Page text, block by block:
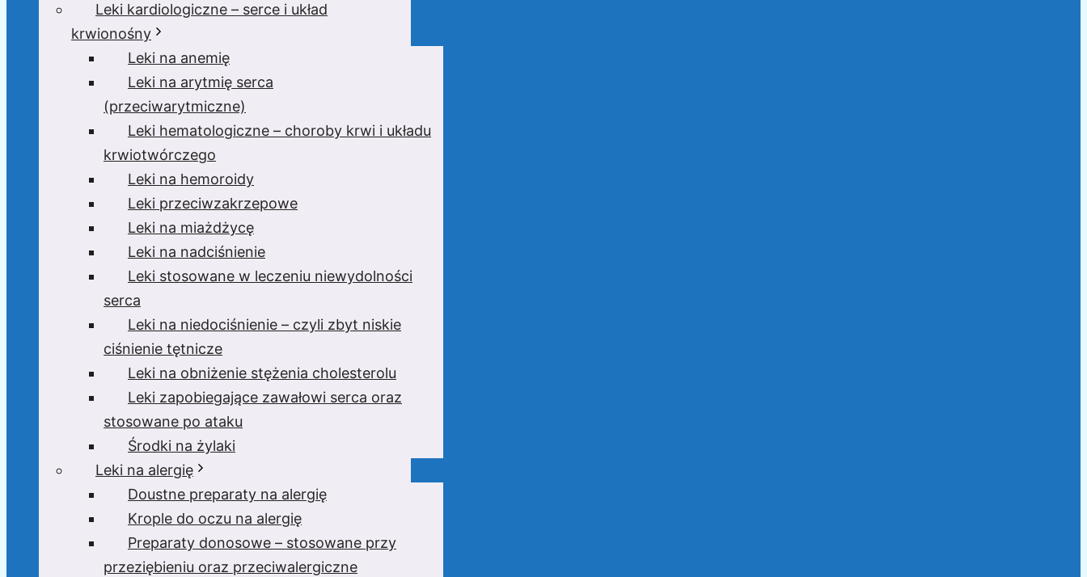
Leki kardiologiczne – serce i układ
krwionośny
Leki na anemię
Leki na arytmię serca
(przeciwarytmiczne)
Leki hematologiczne – choroby krwi i układu
krwiotwórczego
Leki na hemoroidy
Leki przeciwzakrzepowe
Leki na miażdżycę
Leki na nadciśnienie
Leki stosowane w leczeniu niewydolności
serca
Leki na niedociśnienie – czyli zbyt niskie
ciśnienie tętnicze
Leki na obniżenie stężenia cholesterolu
Leki zapobiegające zawałowi serca oraz
stosowane po ataku
Środki na żylaki
Leki na alergię
Doustne preparaty na alergię
Krople do oczu na alergię
Preparaty donosowe – stosowane przy
przeziębieniu oraz przeciwalergiczne